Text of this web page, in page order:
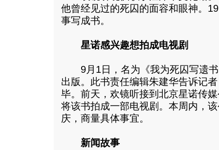
他曾经见过的死囚的面容和眼神。
事写成书。
星诺感兴趣想拍成电视剧
9月1日，名为《我为死囚写遗书
出版。此书责任编辑朱建华告诉记
毕。前天，欢镜听接到北京星诺传
将该书拍成一部电视剧。本周内，
庆，商量具体事宜。
新闻故事